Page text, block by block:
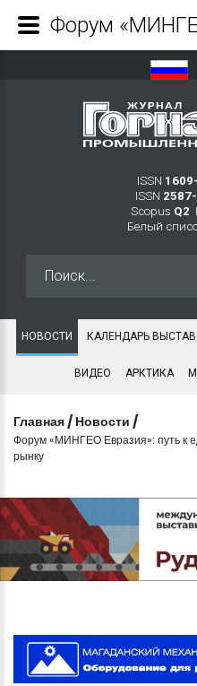
ISSN
ISSN
Scopus Q2
Белый
НОВОСТИ КАЛЕНДАРЬ
ВИДЕО АРКТИКА
Главная / Новости /
Форум «МИНГЕО Евразия»: путь к
рынку